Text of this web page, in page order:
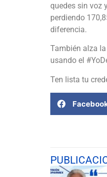
quedes sin voz
perdiendo
diferencia.
También alza
usando el
Ten lista tu